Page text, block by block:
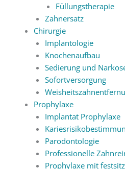
Füllungstherapie
Zahnersatz
Chirurgie
Implantologie
Knochenaufbau
Sedierung und
Sofortversorgung
Prophylaxe
Implantat Prophylaxe
Parodontologie
Professionelle
Prophylaxe mit